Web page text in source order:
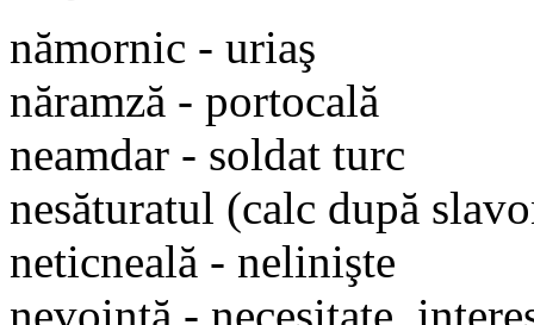
nămornic - uriaş
năramză - portocală
neamdar - soldat turc
nesăturatul (calc după
neticneală - nelinişte
nevoinţă - necesitate,